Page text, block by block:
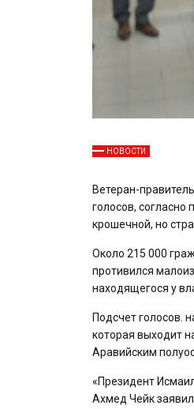
НОВОСТИ
Ветеран-
голосов,
крошечной, но
Около 215 000
противился
находящегося у
Подсчет голосов.
которая выходит
Аравийским
«Президент
Ахмед Чейк